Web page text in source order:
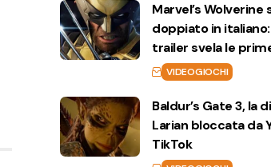
Marvel’s Wolverine
doppiato in
trailer svela le
VIDEOGIOCHI
Baldur’s Gate 3, la
Larian bloccata da
TikTok